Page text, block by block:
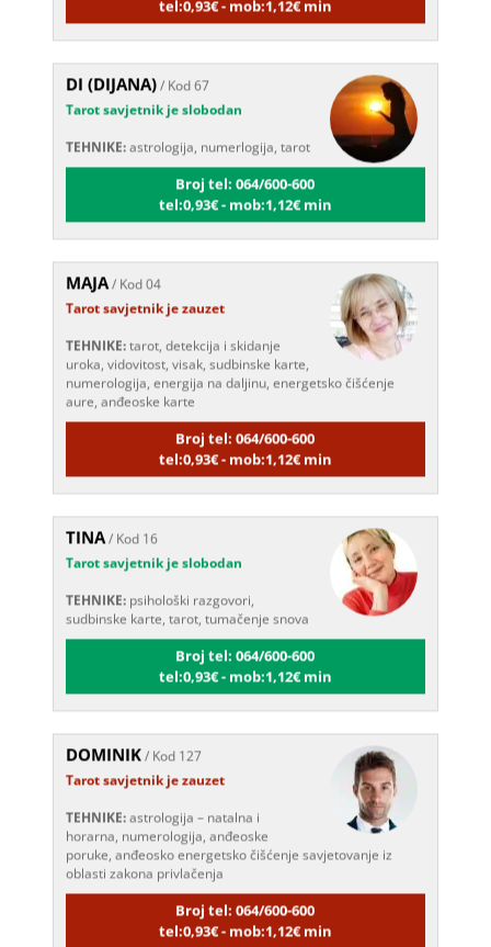
DI (DIJANA)/ Kod 67
Tarot savjetnik je slobodan
Broj tel: 064/600-600
tel:0,93€ - mob:1,12€ min
MAJA/ Kod 04
Tarot savjetnik je zauzet
uroka, vidovitost, visak, sudbinske karte,
numerologija, energija na daljinu, energetsko čišćenje
aure, anđeoske karte
Broj tel: 064/600-600
tel:0,93€ - mob:1,12€ min
TINA/ Kod 16
Tarot savjetnik je slobodan
sudbinske karte, tarot, tumačenje snova
Broj tel: 064/600-600
tel:0,93€ - mob:1,12€ min
DOMINIK/ Kod 127
Tarot savjetnik je zauzet
horarna, numerologija, anđeoske
poruke, anđeosko energetsko čišćenje savjetovanje iz
oblasti zakona privlačenja
Broj tel: 064/600-600
tel:0,93€ - mob:1,12€ min